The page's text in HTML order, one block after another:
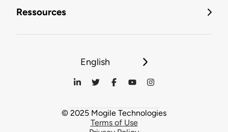
Ressources
English
© 2025 Mogile Technologies
Terms of Use